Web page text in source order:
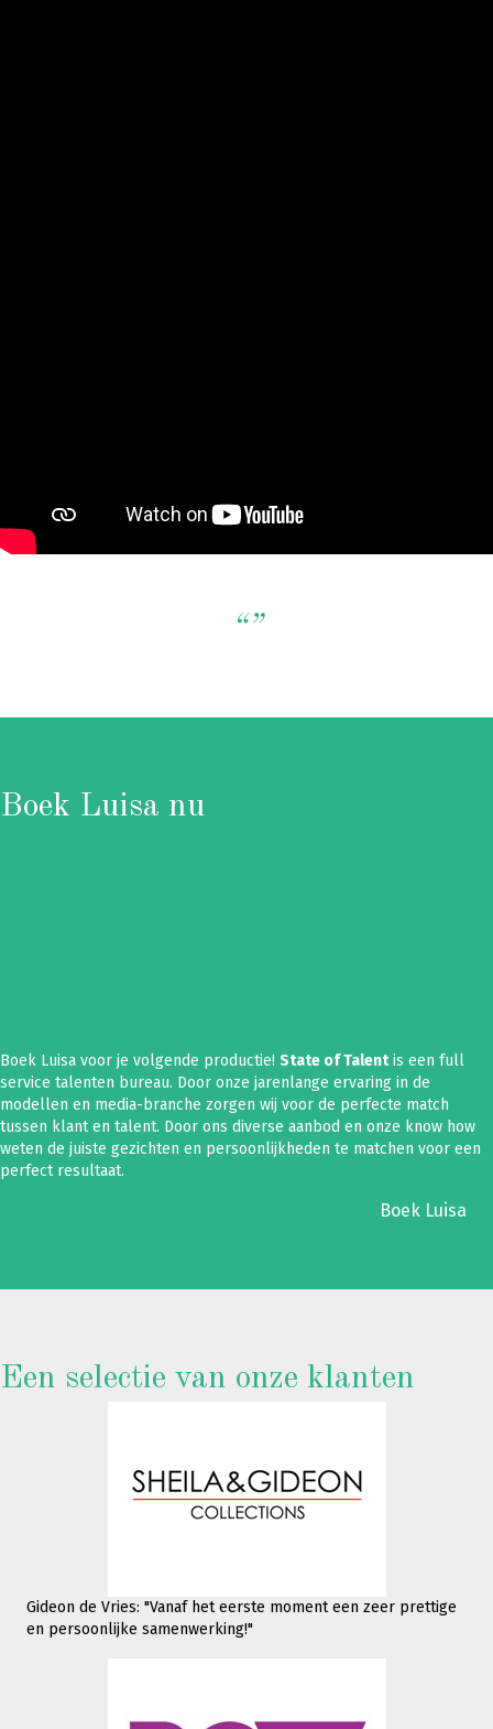
“”
Boek Luisa nu
Boek Luisa voor je volgende productie! State of Talentis een full
service talenten bureau. Door onze jarenlange ervaring in de
modellen en media-branche zorgen wij voor de perfecte match
tussen klant en talent. Door ons diverse aanbod en onze know how
weten de juiste gezichten en persoonlijkheden te matchen voor een
perfect resultaat.
Boek Luisa
Een selectie van onze klanten
Gideon de Vries: "Vanaf het eerste moment een zeer prettige
en persoonlijke samenwerking!"